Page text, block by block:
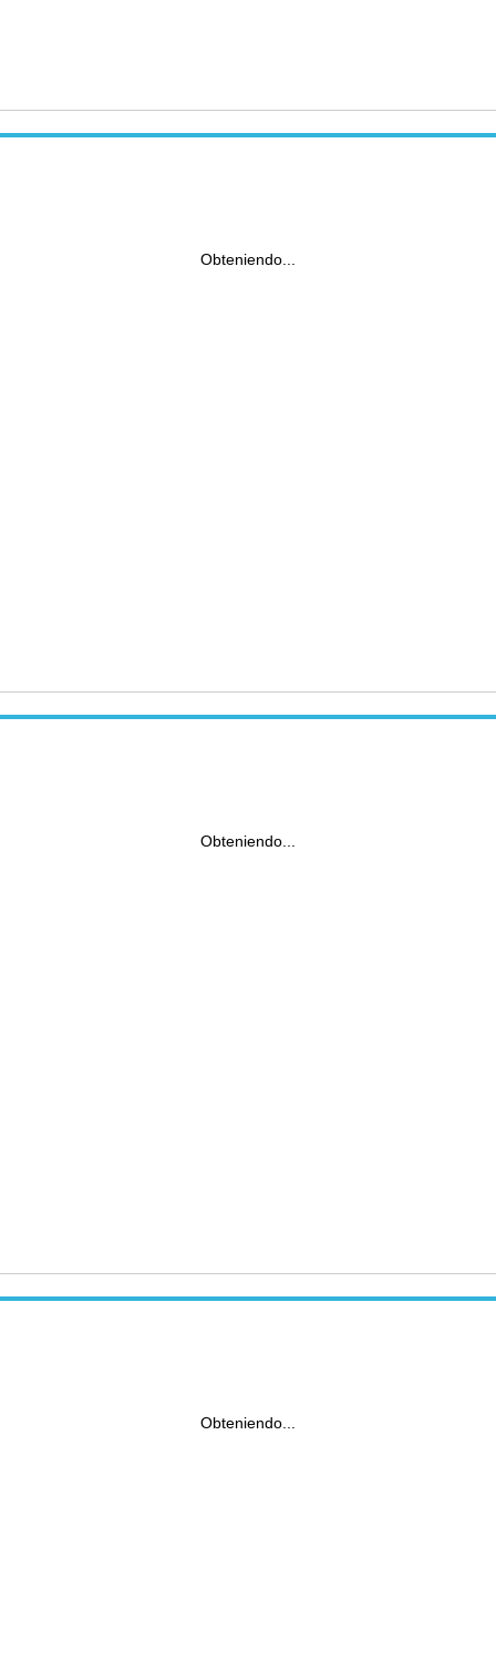
Obteniendo...
Obteniendo...
Obteniendo...